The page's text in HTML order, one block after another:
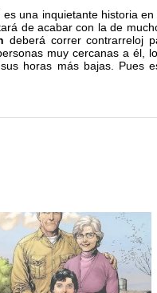
es una inquietante historia
de acabar con la de
deberá correr contrarreloj
muy cercanas a él,
horas más bajas. Pues